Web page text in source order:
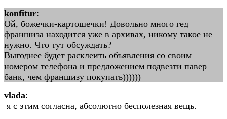
konfitur:
Ой, божечки-картошечки! Довольно много гед
франшиза находится уже в архивах, никому такое не
нужно. Что тут обсуждать?
Выгоднее будет расклеить объявления со своим
номером телефона и предложением подвезти павер
банк, чем франшизу покупать))))))
vlada:
я с этим согласна, абсолютно бесполезная вещь.